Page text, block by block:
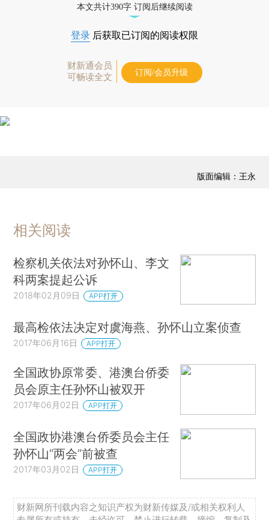
本文共计390字 订阅后继续阅读
登录 后获取已订阅的阅读权限
财新通会员
可畅读全文
订阅/会员升级
版面编辑：王永
相关阅读
检察机关依法对孙怀山、李文
科两案提起公诉
2018年02月09日 APP打开
最高检依法决定对虞海燕、孙怀山立案侦查
2017年06月16日 APP打开
全国政协原常委、港澳台侨委
员会原主任孙怀山被双开
2017年06月02日 APP打开
全国政协港澳台侨委员会主任
孙怀山“两会”前被查
2017年03月02日 APP打开
财新网所刊载内容之知识产权为财新传媒及/或相关权利人